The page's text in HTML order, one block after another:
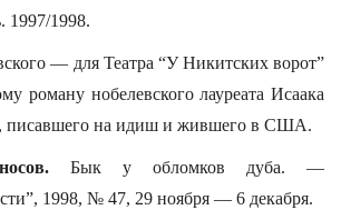
1997/1998.
— для Театра “У Никитских ворот”
роману нобелевского лауреата Исаака
писавшего на идиш и жившего в США.
Бык у обломков дуба. —
1998, № 47, 29 ноября — 6 декабря.